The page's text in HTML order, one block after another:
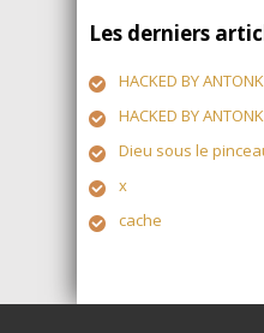
Les derniers
HACKED BY
HACKED BY
Dieu sous le
x
cache